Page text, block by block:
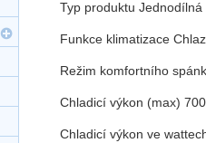
Typ produktu
Funkce klimatizace
Režim komfortního
Chladicí výkon (max)
Chladicí výkon ve